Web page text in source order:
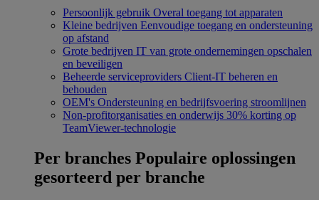
Persoonlijk gebruik Overal toegang tot apparaten
Kleine bedrijven Eenvoudige toegang en ondersteuning
op afstand
Grote bedrijven IT van grote ondernemingen opschalen
en beveiligen
Beheerde serviceproviders Client-IT beheren en
behouden
OEM's Ondersteuning en bedrijfsvoering stroomlijnen
Non-profitorganisaties en onderwijs 30% korting op
TeamViewer-technologie
Per branches Populaire oplossingen
gesorteerd per branche